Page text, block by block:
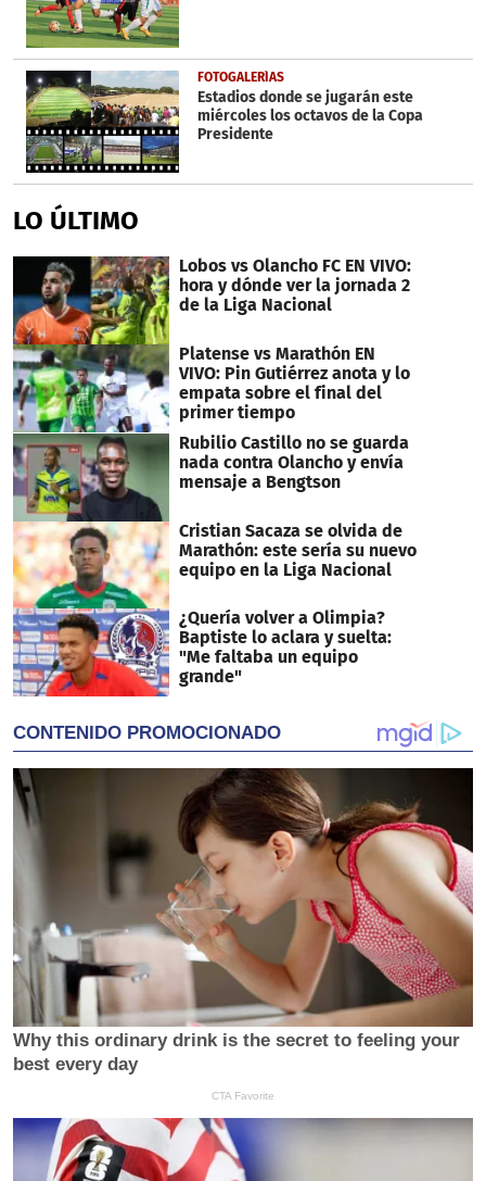
FOTOGALERÍAS
Estadios donde se jugarán este
miércoles los octavos de la Copa
Presidente
LO ÚLTIMO
Lobos vs Olancho FC EN VIVO:
hora y dónde ver la jornada 2
de la Liga Nacional
Platense vs Marathón EN
VIVO: Pin Gutiérrez anota y lo
empata sobre el final del
primer tiempo
Rubilio Castillo no se guarda
nada contra Olancho y envía
mensaje a Bengtson
Cristian Sacaza se olvida de
Marathón: este sería su nuevo
equipo en la Liga Nacional
¿Quería volver a Olimpia?
Baptiste lo aclara y suelta:
"Me faltaba un equipo
grande"